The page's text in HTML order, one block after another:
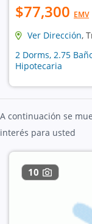
$77,300 EMV
Ver Dirección,
2 Dorms, 2.75
Hipotecaria
A continuación se
interés para usted
10